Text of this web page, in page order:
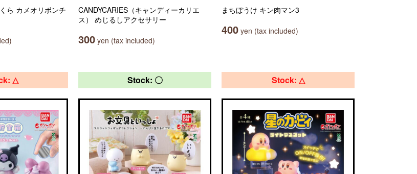
ら カメオリボンチ
CANDYCARIES（キャンディーカリエ
ス） めじるしアクセサリー
300 yen (tax included)
まちぼうけ キン肉マン3
400 yen (tax included)
△ Stock: 〇 Stock: △